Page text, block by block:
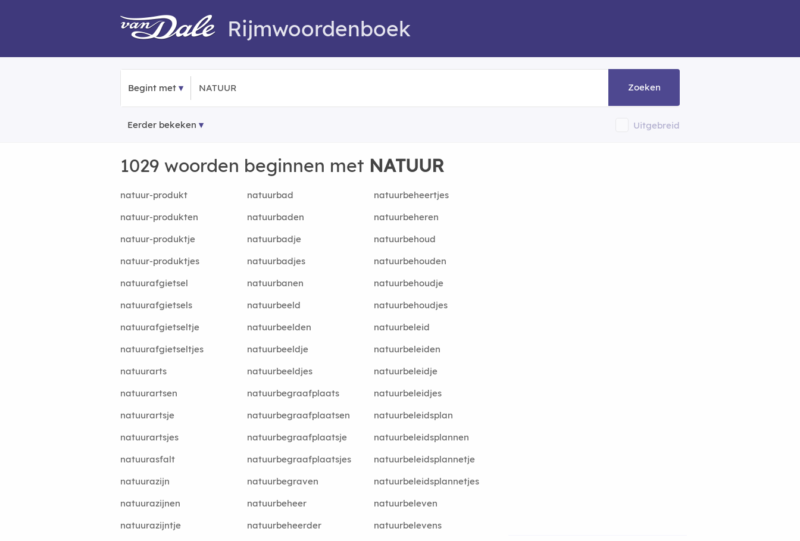
Rijmwoordenboek
Begint met Zoeken
Eerder bekeken Uitgebreid
1029 woorden beginnen met NATUUR
natuur-produkt natuurbad
natuurbeheertjes
natuur-produkten
natuurbaden
natuurbeheren
natuur-produktje
natuurbadje
natuurbehoud
natuur-produktjes
natuurbadjes
natuurbehouden
natuurafgietsel
natuurbanen
natuurbehoudje
natuurafgietsels
natuurbeeld
natuurbehoudjes
natuurafgietseltje
natuurbeelden
natuurbeleid
natuurafgietseltjes
natuurbeeldje
natuurbeleiden
natuurarts
natuurbeeldjes
natuurbeleidje
natuurartsen
natuurbegraafplaats
natuurbeleidjes
natuurartsje
natuurbegraafplaatsen
natuurbeleidsplan
natuurartsjes
natuurbegraafplaatsje
natuurbeleidsplannen
natuurasfalt
natuurbegraafplaatsjes
natuurbeleidsplannetje
natuurazijn
natuurbegraven
natuurbeleidsplannetjes
natuurazijnen
natuurbeheer
natuurbeleven
natuurazijntje
natuurbeheerder
natuurbelevens